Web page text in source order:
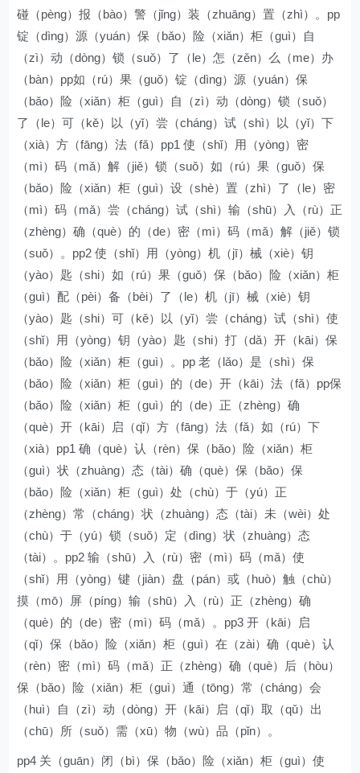
碰（pèng）报（bào）警（jǐng）装（zhuāng）置（zhì）。pp
锭（dìng）源（yuán）保（bǎo）险（xiǎn）柜（guì）自
（zì）动（dòng）锁（suǒ）了（le）怎（zěn）么（me）办
（bàn）pp如（rú）果（guǒ）锭（dìng）源（yuán）保
（bǎo）险（xiǎn）柜（guì）自（zì）动（dòng）锁（suǒ）
了（le）可（kě）以（yǐ）尝（cháng）试（shì）以（yǐ）下
（xià）方（fāng）法（fǎ）pp1 使（shǐ）用（yòng）密
（mì）码（mǎ）解（jiě）锁（suǒ）如（rú）果（guǒ）保
（bǎo）险（xiǎn）柜（guì）设（shè）置（zhì）了（le）密
（mì）码（mǎ）尝（cháng）试（shì）输（shū）入（rù）正
（zhèng）确（què）的（de）密（mì）码（mǎ）解（jiě）锁
（suǒ）。pp2 使（shǐ）用（yòng）机（jī）械（xiè）钥
（yào）匙（shi）如（rú）果（guǒ）保（bǎo）险（xiǎn）柜
（guì）配（pèi）备（bèi）了（le）机（jī）械（xiè）钥
（yào）匙（shi）可（kě）以（yǐ）尝（cháng）试（shì）使
（shǐ）用（yòng）钥（yào）匙（shi）打（dǎ）开（kāi）保
（bǎo）险（xiǎn）柜（guì）。pp 老（lǎo）是（shì）保
（bǎo）险（xiǎn）柜（guì）的（de）开（kāi）法（fǎ）pp保
（bǎo）险（xiǎn）柜（guì）的（de）正（zhèng）确
（què）开（kāi）启（qǐ）方（fāng）法（fǎ）如（rú）下
（xià）pp1 确（què）认（rèn）保（bǎo）险（xiǎn）柜
（guì）状（zhuàng）态（tài）确（què）保（bǎo）保
（bǎo）险（xiǎn）柜（guì）处（chù）于（yú）正
（zhèng）常（cháng）状（zhuàng）态（tài）未（wèi）处
（chù）于（yú）锁（suǒ）定（dìng）状（zhuàng）态
（tài）。pp2 输（shū）入（rù）密（mì）码（mǎ）使
（shǐ）用（yòng）键（jiàn）盘（pán）或（huò）触（chù）
摸（mō）屏（píng）输（shū）入（rù）正（zhèng）确
（què）的（de）密（mì）码（mǎ）。pp3 开（kāi）启
（qǐ）保（bǎo）险（xiǎn）柜（guì）在（zài）确（què）认
（rèn）密（mì）码（mǎ）正（zhèng）确（què）后（hòu）
保（bǎo）险（xiǎn）柜（guì）通（tōng）常（cháng）会
（huì）自（zì）动（dòng）开（kāi）启（qǐ）取（qǔ）出
（chū）所（suǒ）需（xū）物（wù）品（pǐn）。
pp4 关（guān）闭（bì）保（bǎo）险（xiǎn）柜（guì）使